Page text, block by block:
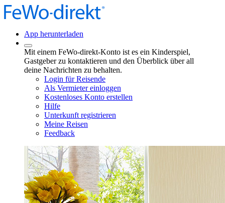
App herunterladen
Mit einem FeWo-direkt-Konto ist es ein Kinderspiel,
Gastgeber zu kontaktieren und den Überblick über all
deine Nachrichten zu behalten.
Login für Reisende
Als Vermieter einloggen
Kostenloses Konto erstellen
Hilfe
Unterkunft registrieren
Meine Reisen
Feedback